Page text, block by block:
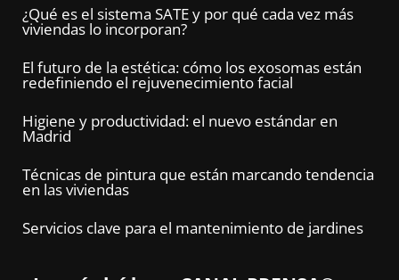
¿Qué es el sistema SATE y por qué cada vez más
viviendas lo incorporan?
El futuro de la estética: cómo los exosomas están
redefiniendo el rejuvenecimiento facial
Higiene y productividad: el nuevo estándar en
Madrid
Técnicas de pintura que están marcando tendencia
en las viviendas
Servicios clave para el mantenimiento de jardines